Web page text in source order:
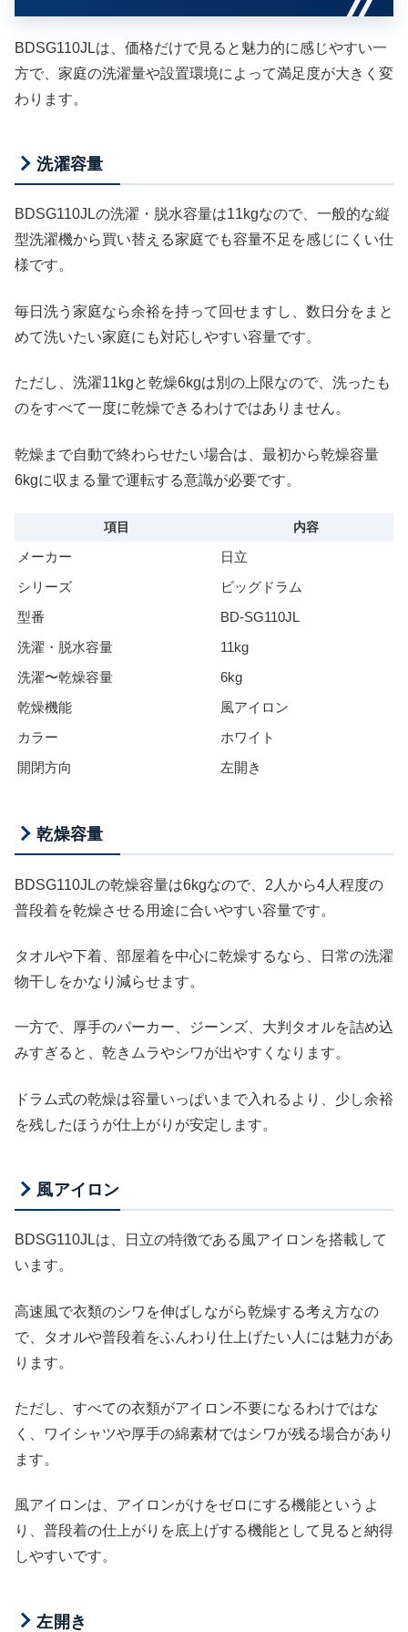
BDSG110JLは、価格だけで見ると魅力的に感じやすい一
方で、家庭の洗濯量や設置環境によって満足度が大きく変
わります。
洗濯容量
BDSG110JLの洗濯・脱水容量は11kgなので、一般的な縦
型洗濯機から買い替える家庭でも容量不足を感じにくい仕
様です。
毎日洗う家庭なら余裕を持って回せますし、数日分をまと
めて洗いたい家庭にも対応しやすい容量です。
ただし、洗濯11kgと乾燥6kgは別の上限なので、洗ったも
のをすべて一度に乾燥できるわけではありません。
乾燥まで自動で終わらせたい場合は、最初から乾燥容量
6kgに収まる量で運転する意識が必要です。
項目 内容
メーカー
日立
シリーズ
ビッグドラム
型番
BD-SG110JL
洗濯・脱水容量
11kg
洗濯〜乾燥容量
6kg
乾燥機能
風アイロン
カラー
ホワイト
開閉方向
左開き
乾燥容量
BDSG110JLの乾燥容量は6kgなので、2人から4人程度の
普段着を乾燥させる用途に合いやすい容量です。
タオルや下着、部屋着を中心に乾燥するなら、日常の洗濯
物干しをかなり減らせます。
一方で、厚手のパーカー、ジーンズ、大判タオルを詰め込
みすぎると、乾きムラやシワが出やすくなります。
ドラム式の乾燥は容量いっぱいまで入れるより、少し余裕
を残したほうが仕上がりが安定します。
風アイロン
BDSG110JLは、日立の特徴である風アイロンを搭載して
います。
高速風で衣類のシワを伸ばしながら乾燥する考え方なの
で、タオルや普段着をふんわり仕上げたい人には魅力があ
ります。
ただし、すべての衣類がアイロン不要になるわけではな
く、ワイシャツや厚手の綿素材ではシワが残る場合があり
ます。
風アイロンは、アイロンがけをゼロにする機能というよ
り、普段着の仕上がりを底上げする機能として見ると納得
しやすいです。
左開き